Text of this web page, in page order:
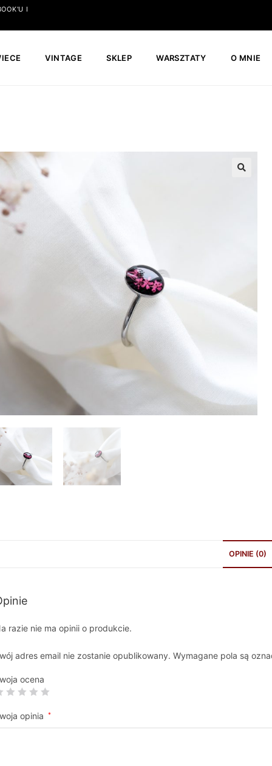
I
VINTAGE SKLEP WARSZTATY O MNIE
OPINIE (0)
razie nie ma opinii o produkcie.
adres email nie zostanie opublikowany. Wymagane pola są
ocena
opinia *